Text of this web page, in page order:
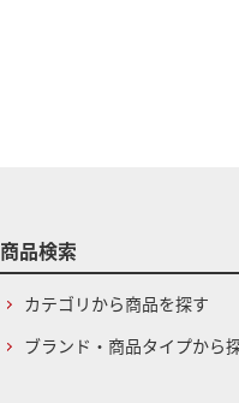
商品検索
カテゴリから商品を探す
ブランド・商品タイプから